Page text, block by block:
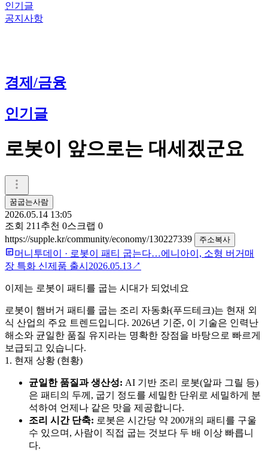
인기글
공지사항
경제/금융
인기글
로봇이 앞으로는 대세겠군요
꿈굽는사람
2026.05.14 13:05
조회 211 추천 0스크랩 0
https://supple.kr/community/economy/130227339
주소복사
머니투데이 · 로봇이 패티 굽는다…에니아이, 소형 버거매
장 특화 신제품 출시 2026.05.13↗
이제는 로봇이 패티를 굽는 시대가 되었네요
로봇이 햄버거 패티를 굽는 조리 자동화(푸드테크)는 현재 외
식 산업의 주요 트렌드입니다. 2026년 기준, 이 기술은 인력난
해소와 균일한 품질 유지라는 명확한 장점을 바탕으로 빠르게
보급되고 있습니다.
1. 현재 상황 (현황)
균일한 품질과 생산성: AI 기반 조리 로봇(알파 그릴 등)
은 패티의 두께, 굽기 정도를 세밀한 단위로 세밀하게 분
석하여 언제나 같은 맛을 제공합니다.
조리 시간 단축: 로봇은 시간당 약 200개의 패티를 구울
수 있으며, 사람이 직접 굽는 것보다 두 배 이상 빠릅니
다.